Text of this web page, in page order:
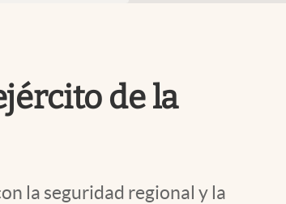
de la
la seguridad regional y la